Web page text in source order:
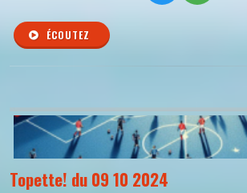
ÉCOUTEZ
Topette! du 09 10 2024